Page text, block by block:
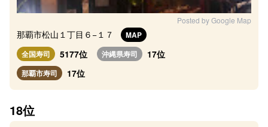
Posted by Google Map
那覇市松山１丁目６−１７
MAP
全国寿司
5177位 沖縄県寿司 17位
那覇市寿司 17位
18位